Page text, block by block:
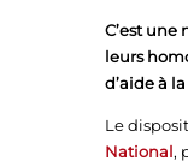
C’est
leurs
d’aide à
Le
National,